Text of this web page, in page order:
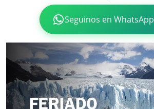
Seguinos en WhatsApp